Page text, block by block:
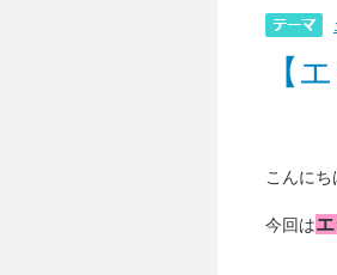
【
こんに
今回は